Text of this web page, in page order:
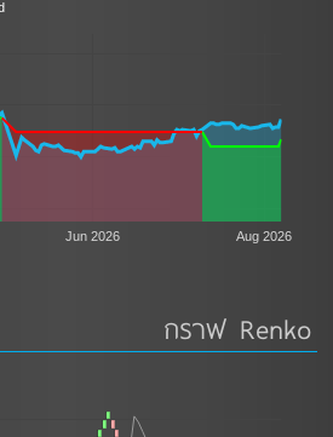
Jun 2026 Aug 2026
กราฟ Renko